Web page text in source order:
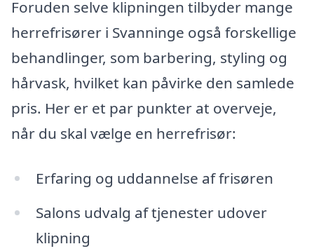
Foruden selve klipningen tilbyder mange
herrefrisører i Svanninge også forskellige
behandlinger, som barbering, styling og
hårvask, hvilket kan påvirke den samlede
pris. Her er et par punkter at overveje,
når du skal vælge en herrefrisør:
Erfaring og uddannelse af frisøren
Salons udvalg af tjenester udover
klipning